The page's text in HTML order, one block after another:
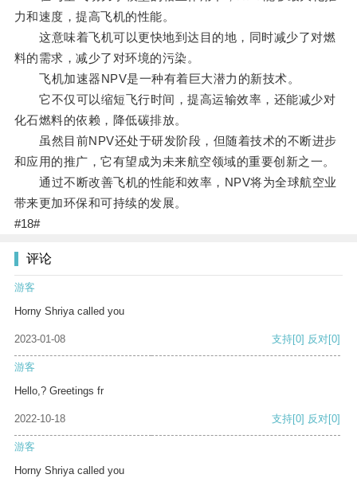
力和速度，提高飞机的性能。
这意味着飞机可以更快地到达目的地，同时减少了对燃
料的需求，减少了对环境的污染。
飞机加速器NPV是一种有着巨大潜力的新技术。
它不仅可以缩短飞行时间，提高运输效率，还能减少对
化石燃料的依赖，降低碳排放。
虽然目前NPV还处于研发阶段，但随着技术的不断进步
和应用的推广，它有望成为未来航空领域的重要创新之一。
通过不断改善飞机的性能和效率，NPV将为全球航空业
带来更加环保和可持续的发展。
#18#
评论
游客
Horny Shriya called you
2023-01-08 支持[0] 反对[0]
游客
Hello,? Greetings fr
2022-10-18 支持[0] 反对[0]
游客
Horny Shriya called you